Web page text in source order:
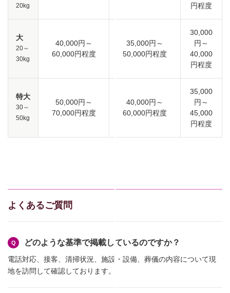
20kg
円程度
大
20～
30kg
40,000円～
60,000円程度
35,000円～
50,000円程度
30,000
円～
40,000
円程度
特大
30～
50kg
50,000円～
70,000円程度
40,000円～
60,000円程度
35,000
円～
45,000
円程度
よくあるご質問
どのような基準で掲載しているのですか？
電話対応、接客、清掃状況、施設・設備、葬儀の内容について現
地を訪問して確認しております。